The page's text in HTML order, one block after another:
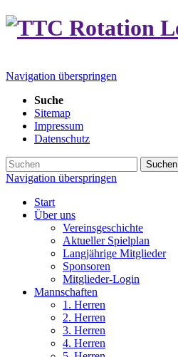
Navigation überspringen
Suche
Sitemap
Impressum
Datenschutz
Suchen
Navigation überspringen
Start
Über uns
Vereinsgeschichte
Aktueller Spielplan
Langjährige Mitglieder
Sponsoren
Mitglieder-Login
Mannschaften
1. Herren
2. Herren
3. Herren
4. Herren